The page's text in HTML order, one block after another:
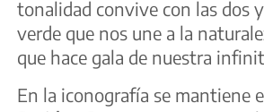
tonalidad convive con las dos
verde que nos une a la
que hace gala de nuestra
En la iconografía se mantiene